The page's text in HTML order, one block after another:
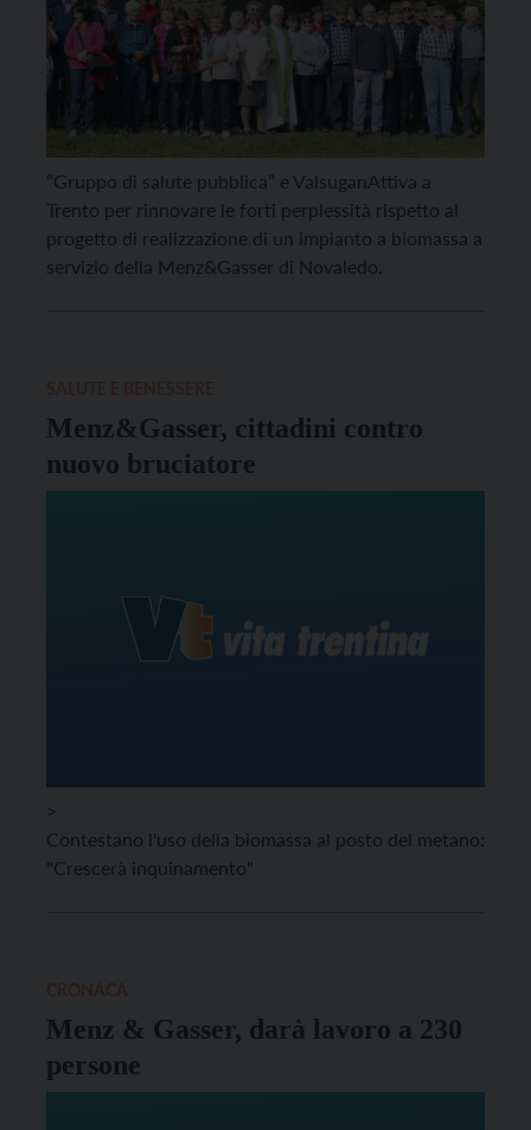
“Gruppo di salute pubblica” e ValsuganAttiva a
Trento per rinnovare le forti perplessità rispetto al
progetto di realizzazione di un impianto a biomassa a
servizio della Menz&Gasser di Novaledo.
Menz&Gasser, cittadini contro
nuovo bruciatore
>
Contestano l'uso della biomassa al posto del metano:
"Crescerà inquinamento"
Menz & Gasser, darà lavoro a 230
persone